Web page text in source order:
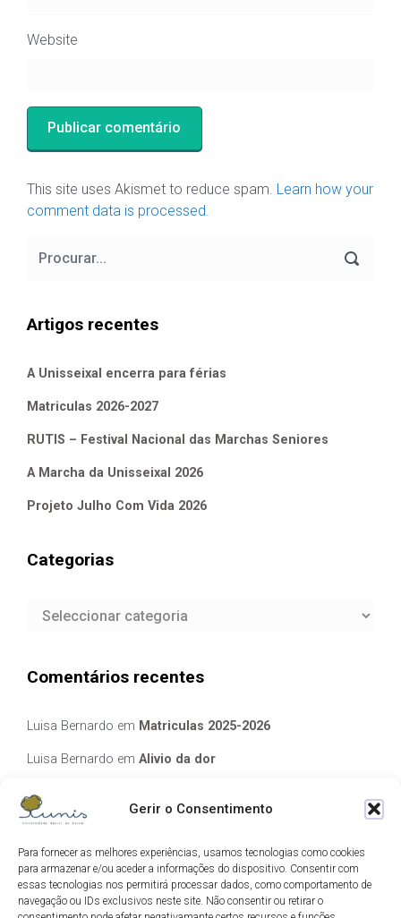
Gerir o Consentimento
Para fornecer as melhores experiências, usamos tecnologias como cookies
para armazenar e/ou aceder a informações do dispositivo. Consentir com
essas tecnologias nos permitirá processar dados, como comportamento de
navegação ou IDs exclusivos neste site. Não consentir ou retirar o
Website
This site uses Akismet to reduce spam. Learn how your
comment data is processed.
Artigos recentes
A Unisseixal encerra para férias
Matriculas 2026-2027
RUTIS – Festival Nacional das Marchas Seniores
A Marcha da Unisseixal 2026
Projeto Julho Com Vida 2026
Categorias
Categorias
Comentários recentes
Luisa Bernardo em Matriculas 2025-2026
Luisa Bernardo em Alivio da dor
Manuela Silva
elisabete Garcia Fernandes Serra
Luis GuedesemEcos de Camilo
Arquivo